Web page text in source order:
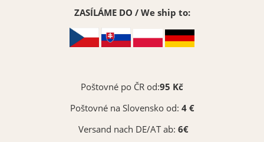
Font 30
ZASÍLÁME DO / We ship to:
Poštovné po ČR od:95 Kč
Poštovné na Slovensko od: 4 €
Versand nach DE/AT ab: 6€